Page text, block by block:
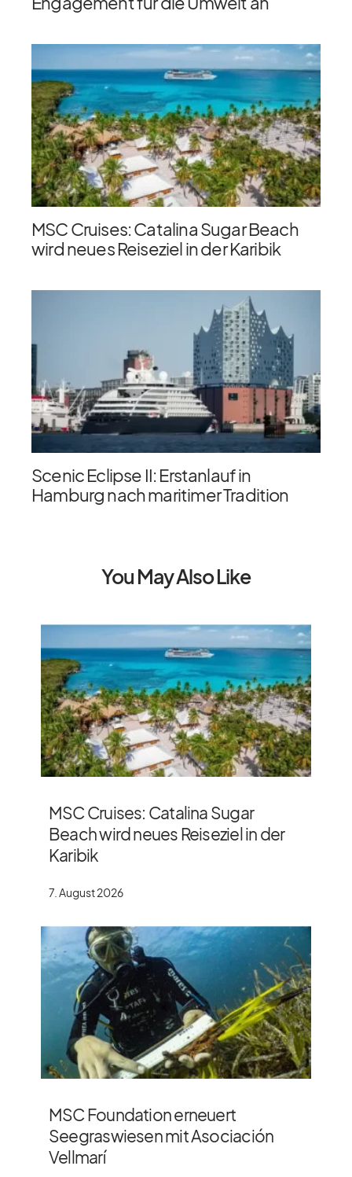
MSC Cruises: Catalina Sugar Beach
wird neues Reiseziel in der Karibik
Scenic Eclipse II: Erstanlauf in
Hamburg nach maritimer Tradition
You May Also Like
MSC Cruises: Catalina Sugar
Beach wird neues Reiseziel in der
Karibik
7. August 2026
MSC Foundation erneuert
Seegraswiesen mit Asociación
Vellmarí